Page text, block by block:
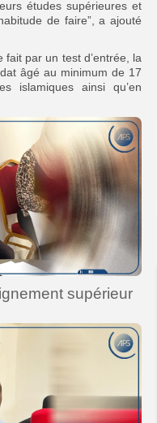
études supérieures et
de faire”, a ajouté
fait par un test d’entrée, la
âgé au minimum de 17
islamiques ainsi qu’en
supérieur